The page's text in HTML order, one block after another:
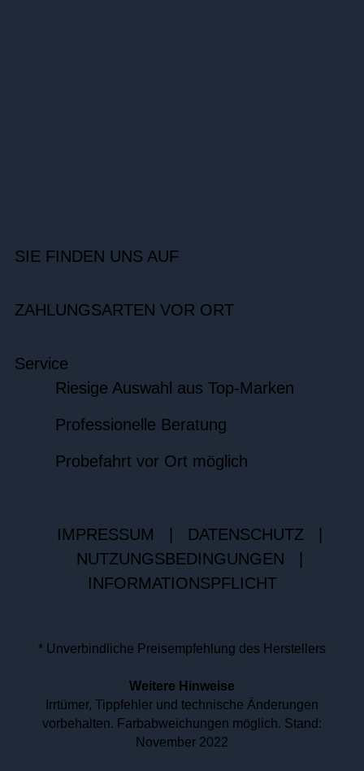
SIE FINDEN UNS AUF
ZAHLUNGSARTEN VOR ORT
Service
Riesige Auswahl aus Top-Marken
Professionelle Beratung
Probefahrt vor Ort möglich
IMPRESSUM DATENSCHUTZ
NUTZUNGSBEDINGUNGEN
INFORMATIONSPFLICHT
* Unverbindliche Preisempfehlung des Herstellers
Weitere Hinweise
Irrtümer, Tippfehler und technische Änderungen
vorbehalten. Farbabweichungen möglich. Stand:
November 2022